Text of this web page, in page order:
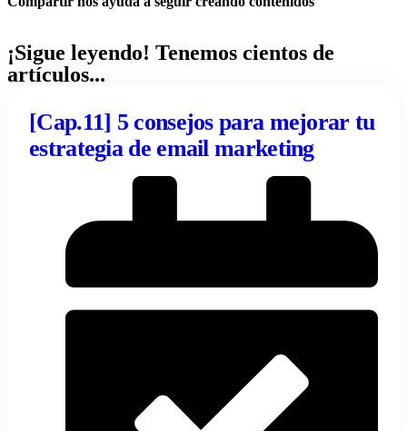
¡Sigue leyendo! Tenemos cientos de
artículos...
[Cap.11] 5 consejos para mejorar tu
estrategia de email marketing